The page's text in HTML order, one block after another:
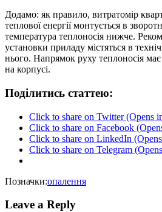
Додамо: як правило, витратомір
теплової енергії монтується в
температура теплоносія нижче.
установки приладу містяться в
нього. Напрямок руху теплоносія має
на корпусі.
Поділитись статтею:
Click to share on Twitter (Opens
Click to share on Facebook
Click to share on LinkedIn
Click to share on Telegram
Позначки:опалення
Leave a Reply